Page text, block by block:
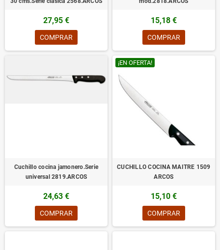
27,95 €
COMPRAR
15,18 €
COMPRAR
Cuchillo cocina jamonero.Serie
universal 2819.ARCOS
24,63 €
COMPRAR
¡EN OFERTA!
CUCHILLO COCINA MAITRE 1509
ARCOS
15,10 €
COMPRAR